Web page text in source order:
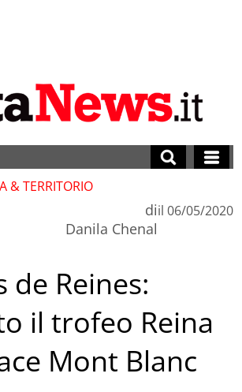
& TERRITORIO
di
Danila Chenal
il 06/05/2020
de Reines:
il trofeo Reina
Mont Blanc